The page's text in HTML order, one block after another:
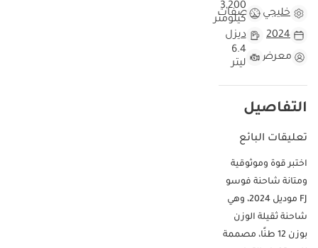
خليجي مواصفات
3,200
كيلومتر
2024
ديزل
معرض
6.4
ليتر
التفاصيل
تعليقات البائع
اختبر قوة وموثوقية
ومتانة شاحنة فوسو
FJ موديل 2024، وهي
شاحنة ثقيلة الوزن
بوزن 12 طنًا، مصممة